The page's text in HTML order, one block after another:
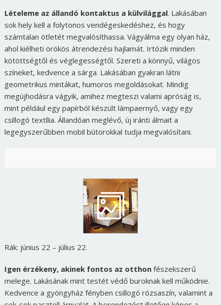
Lételeme az állandó kontaktus a külvilággal. Lakásában
sok hely kell a folytonos vendégeskedéshez, és hogy
számtalan ötletét megvalósíthassa. Vágyálma egy olyan ház,
ahol kiélheti örökös átrendezési hajlamát. Irtózik minden
kötöttségtől és véglegességtől. Szereti a könnyű, világos
színeket, kedvence a sárga. Lakásában gyakran látni
geometrikus mintákat, humoros megoldásokat. Mindig
megújhodásra vágyik, amihez megteszi valami apróság is,
mint például egy papírból készült lámpaernyő, vagy egy
csillogó textília. Állandóan meglévő, új iránti álmait a
legegyszerűbben mobil bútorokkal tudja megvalósítani.
Rák: június 22 – július 22.
Igen érzékeny, akinek fontos az otthonfészekszerű
melege. Lakásának mint testét védő buroknak kell működnie.
Kedvence a gyöngyház fényben csillogó rózsaszín, valamint a